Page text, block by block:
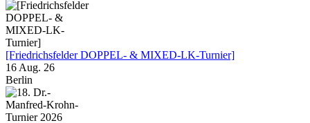
[Friedrichsfelder DOPPEL- & MIXED-LK-Turnier]
16 Aug. 26
Berlin